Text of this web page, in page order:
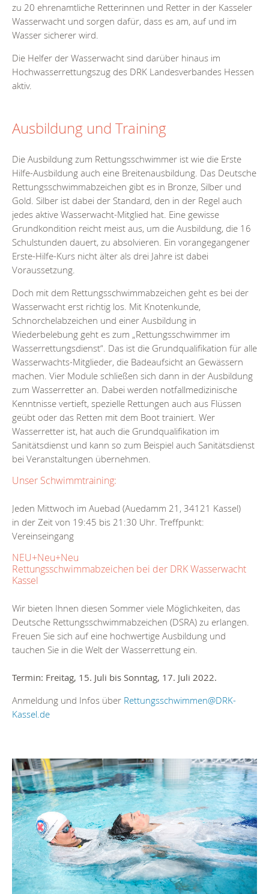
zu 20 ehrenamtliche Retterinnen und Retter in der Kasseler
Wasserwacht und sorgen dafür, dass es am, auf und im
Wasser sicherer wird.
Die Helfer der Wasserwacht sind darüber hinaus im
Hochwasserrettungszug des DRK Landesverbandes Hessen
aktiv.
Ausbildung und Training
Die Ausbildung zum Rettungsschwimmer ist wie die Erste
Hilfe-Ausbildung auch eine Breitenausbildung. Das Deutsche
Rettungsschwimmabzeichen gibt es in Bronze, Silber und
Gold. Silber ist dabei der Standard, den in der Regel auch
jedes aktive Wasserwacht-Mitglied hat. Eine gewisse
Grundkondition reicht meist aus, um die Ausbildung, die 16
Schulstunden dauert, zu absolvieren. Ein vorangegangener
Erste-Hilfe-Kurs nicht älter als drei Jahre ist dabei
Voraussetzung.
Doch mit dem Rettungsschwimmabzeichen geht es bei der
Wasserwacht erst richtig los. Mit Knotenkunde,
Schnorchelabzeichen und einer Ausbildung in
Wiederbelebung geht es zum „Rettungsschwimmer im
Wasserrettungsdienst“. Das ist die Grundqualifikation für alle
Wasserwachts-Mitglieder, die Badeaufsicht an Gewässern
machen. Vier Module schließen sich dann in der Ausbildung
zum Wasserretter an. Dabei werden notfallmedizinische
Kenntnisse vertieft, spezielle Rettungen auch aus Flüssen
geübt oder das Retten mit dem Boot trainiert. Wer
Wasserretter ist, hat auch die Grundqualifikation im
Sanitätsdienst und kann so zum Beispiel auch Sanitätsdienst
bei Veranstaltungen übernehmen.
Unser Schwimmtraining:
Jeden Mittwoch im Auebad (Auedamm 21, 34121 Kassel)
in der Zeit von 19:45 bis 21:30 Uhr. Treffpunkt:
Vereinseingang
NEU+Neu+Neu
Rettungsschwimmabzeichen bei der DRK Wasserwacht
Kassel
Wir bieten Ihnen diesen Sommer viele Möglichkeiten, das
Deutsche Rettungsschwimmabzeichen (DSRA) zu erlangen.
Freuen Sie sich auf eine hochwertige Ausbildung und
tauchen Sie in die Welt der Wasserrettung ein.
Termin: Freitag, 15. Juli bis Sonntag, 17. Juli 2022.
Anmeldung und Infos über Rettungsschwimmen@DRK-
Kassel.de